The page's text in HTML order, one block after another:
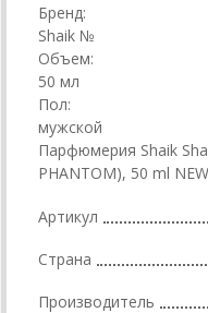
Бренд:
Shaik №
Объем:
50 мл
Пол:
мужской
Парфюмерия Shaik
PHANTOM), 50 ml NEW
Артикул
Страна
Производитель